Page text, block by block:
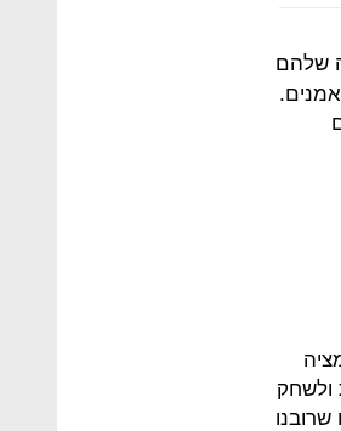
שלהם
ולשחק